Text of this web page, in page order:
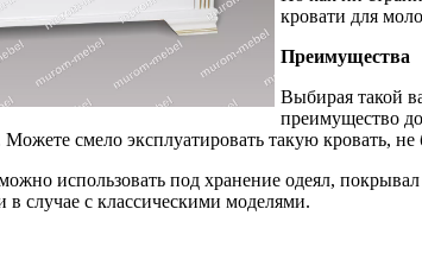
кровати для
Преимущества
Выбирая такой
преимущество
смело эксплуатировать такую кровать, не
использовать под хранение одеял,
случае с классическими моделями.